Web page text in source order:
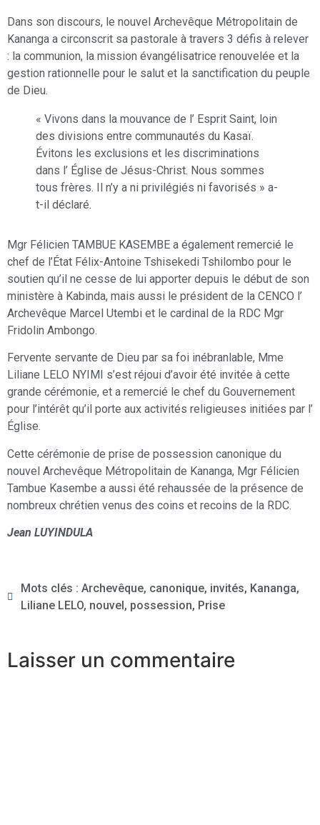
Dans son discours, le nouvel Archevêque Métropolitain de
Kananga a circonscrit sa pastorale à travers 3 défis à relever
: la communion, la mission évangélisatrice renouvelée et la
gestion rationnelle pour le salut et la sanctification du peuple
de Dieu.
« Vivons dans la mouvance de l’ Esprit Saint, loin
des divisions entre communautés du Kasaï.
Évitons les exclusions et les discriminations
dans l’ Église de Jésus-Christ. Nous sommes
tous frères. Il n’y a ni privilégiés ni favorisés » a-
t-il déclaré.
Mgr Félicien TAMBUE KASEMBE a également remercié le
chef de l’État Félix-Antoine Tshisekedi Tshilombo pour le
soutien qu’il ne cesse de lui apporter depuis le début de son
ministère à Kabinda, mais aussi le président de la CENCO l’
Archevêque Marcel Utembi et le cardinal de la RDC Mgr
Fridolin Ambongo.
Fervente servante de Dieu par sa foi inébranlable, Mme
Liliane LELO NYIMI s’est réjoui d’avoir été invitée à cette
grande cérémonie, et a remercié le chef du Gouvernement
pour l’intérêt qu’il porte aux activités religieuses initiées par l’
Église.
Cette cérémonie de prise de possession canonique du
nouvel Archevêque Métropolitain de Kananga, Mgr Félicien
Tambue Kasembe a aussi été rehaussée de la présence de
nombreux chrétien venus des coins et recoins de la RDC.
Jean LUYINDULA
Mots clés : Archevêque, canonique, invités, Kananga,
Liliane LELO, nouvel , possession, Prise
Laisser un commentaire